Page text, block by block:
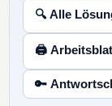
🔍 Alle
🖨
🔑